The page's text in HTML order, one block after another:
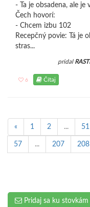
- Ta je obsadena, ale je
Čech hovorí:
- Chcem izbu 102
Recepčný povie: Tá je
stras...
pridal
6 Čítaj
« 1 2 ... 51
57 ... 207 208
Pridaj sa ku